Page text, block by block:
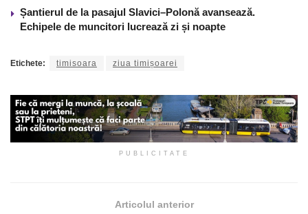
Șantierul de la pasajul Slavici–Polonă avansează.
Echipele de muncitori lucrează zi și noapte
Etichete: timisoara ziua timișoarei
PUBLICITATE
Articolul anterior